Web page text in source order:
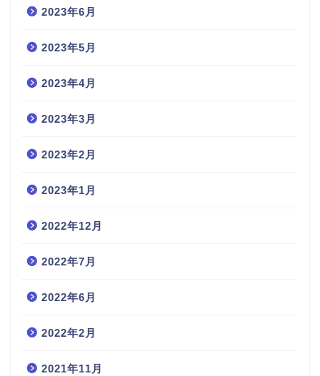
2023年6月
2023年5月
2023年4月
2023年3月
2023年2月
2023年1月
2022年12月
2022年7月
2022年6月
2022年2月
2021年11月